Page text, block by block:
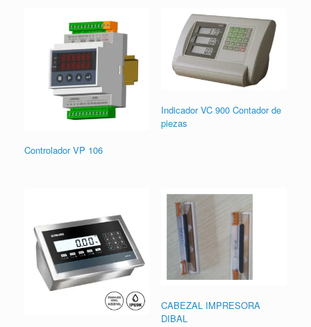
Controlador VP 106
Indicador VC 900 Contador de
piezas
CABEZAL IMPRESORA
DIBAL